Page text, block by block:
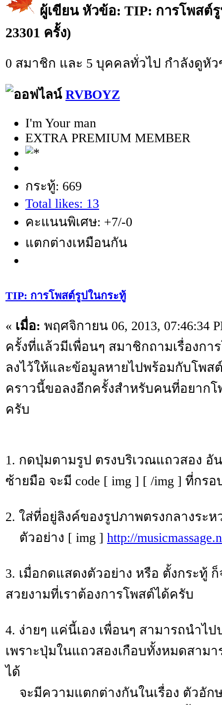
ผู้เขียนหัวข้อ: TIP: การโพสต์
23301 ครั้ง)
0 สมาชิก และ 5 บุคคลทั่วไป กำลังดูหั
RVBOYZ
I'm Your man
EXTRA PREMIUM MEMBER
กระทู้: 669
Total likes: 13
คะแนนพิเศษ: +7/-0
แตกต่างเหมือนกัน
TIP: การโพสต์รูปในกระทู้
« เมื่อ: พฤศจิกายน 06, 2013, 07:46:34
ครั้งที่แล้วมีเพื่อนๆ สมาชิกถามเรื่องกา
ลงไว้ให้และข้อมูลหายไปพร้อมกับโพส
คราวนี้ขอลงอีกครั้งสำหรับคนที่อยาก
ครับ
1. กดปุ่มตามรูป ตรงบริเวณแถวสอง อั
ซ้ายมือ จะมี code [ img ] [ /img ] ที่กร
2. ใส่ที่อยู่ลิงค์ของรูปภาพตรงกลางระห
ตัวอย่าง [ img ] http://
3. เมื่อกดแสดงตัวอย่าง หรือ ตั้งกระทู้
สวยงามที่เราต้องการโพสต์ได้ครับ
4. ง่ายๆ แค่นี้เอง เพื่อนๆ สามารถนำไ
เพราะปุ่มในแถวสองเกือบทั้งหมดสาม
ได้
จะมีความแตกต่างกันในเรื่อง ตัวอัก